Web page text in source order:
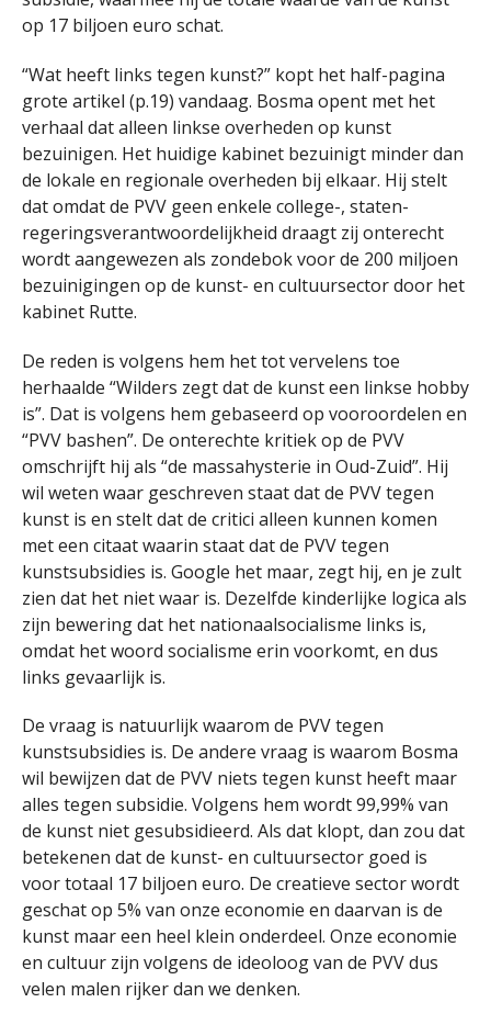
op 17 biljoen euro schat.
“Wat heeft links tegen kunst?” kopt het half-pagina
grote artikel (p.19) vandaag. Bosma opent met het
verhaal dat alleen linkse overheden op kunst
bezuinigen. Het huidige kabinet bezuinigt minder dan
de lokale en regionale overheden bij elkaar. Hij stelt
dat omdat de PVV geen enkele college-, staten-
regeringsverantwoordelijkheid draagt zij onterecht
wordt aangewezen als zondebok voor de 200 miljoen
bezuinigingen op de kunst- en cultuursector door het
kabinet Rutte.
De reden is volgens hem het tot vervelens toe
herhaalde “Wilders zegt dat de kunst een linkse hobby
is”. Dat is volgens hem gebaseerd op vooroordelen en
“PVV bashen”. De onterechte kritiek op de PVV
omschrijft hij als “de massahysterie in Oud-Zuid”. Hij
wil weten waar geschreven staat dat de PVV tegen
kunst is en stelt dat de critici alleen kunnen komen
met een citaat waarin staat dat de PVV tegen
kunstsubsidies is. Google het maar, zegt hij, en je zult
zien dat het niet waar is. Dezelfde kinderlijke logica als
zijn bewering dat het nationaalsocialisme links is,
omdat het woord socialisme erin voorkomt, en dus
links gevaarlijk is.
De vraag is natuurlijk waarom de PVV tegen
kunstsubsidies is. De andere vraag is waarom Bosma
wil bewijzen dat de PVV niets tegen kunst heeft maar
alles tegen subsidie. Volgens hem wordt 99,99% van
de kunst niet gesubsidieerd. Als dat klopt, dan zou dat
betekenen dat de kunst- en cultuursector goed is
voor totaal 17 biljoen euro. De creatieve sector wordt
geschat op 5% van onze economie en daarvan is de
kunst maar een heel klein onderdeel. Onze economie
en cultuur zijn volgens de ideoloog van de PVV dus
velen malen rijker dan we denken.